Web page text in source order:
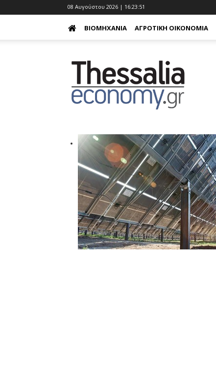
08 Αυγούστου 2026 | 16:23:52
ΒΙΟΜΗΧΑΝΊΑ ΑΓΡΟΤΙΚΉ ΟΙΚΟΝΟΜΊΑ